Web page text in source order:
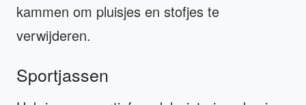
kammen om pluisjes en stofjes te
verwijderen.
Sportjassen